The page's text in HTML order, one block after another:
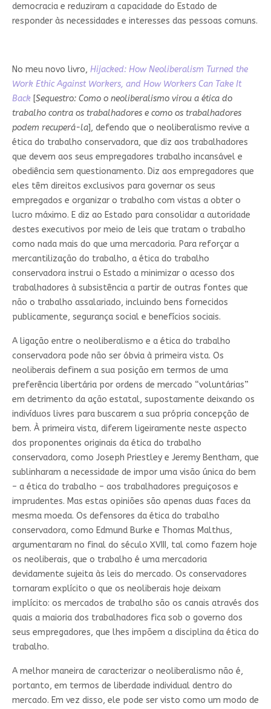
democracia e reduziram a capacidade do Estado de
responder às necessidades e interesses das pessoas comuns.
No meu novo livro, Hijacked: How Neoliberalism Turned the
Work Ethic Against Workers, and How Workers Can Take It
Back [Sequestro: Como o neoliberalismo virou a ética do
trabalho contra os trabalhadores e como os trabalhadores
podem recuperá-la], defendo que o neoliberalismo revive a
ética do trabalho conservadora, que diz aos trabalhadores
que devem aos seus empregadores trabalho incansável e
obediência sem questionamento. Diz aos empregadores que
eles têm direitos exclusivos para governar os seus
empregados e organizar o trabalho com vistas a obter o
lucro máximo. E diz ao Estado para consolidar a autoridade
destes executivos por meio de leis que tratam o trabalho
como nada mais do que uma mercadoria. Para reforçar a
mercantilização do trabalho, a ética do trabalho
conservadora instrui o Estado a minimizar o acesso dos
trabalhadores à subsistência a partir de outras fontes que
não o trabalho assalariado, incluindo bens fornecidos
publicamente, segurança social e benefícios sociais.
A ligação entre o neoliberalismo e a ética do trabalho
conservadora pode não ser óbvia à primeira vista. Os
neoliberais definem a sua posição em termos de uma
preferência libertária por ordens de mercado “voluntárias”
em detrimento da ação estatal, supostamente deixando os
indivíduos livres para buscarem a sua própria concepção de
bem. À primeira vista, diferem ligeiramente neste aspecto
dos proponentes originais da ética do trabalho
conservadora, como Joseph Priestley e Jeremy Bentham, que
sublinharam a necessidade de impor uma visão única do bem
– a ética do trabalho – aos trabalhadores preguiçosos e
imprudentes. Mas estas opiniões são apenas duas faces da
mesma moeda. Os defensores da ética do trabalho
conservadora, como Edmund Burke e Thomas Malthus,
argumentaram no final do século XVIII, tal como fazem hoje
os neoliberais, que o trabalho é uma mercadoria
devidamente sujeita às leis do mercado. Os conservadores
tornaram explícito o que os neoliberais hoje deixam
implícito: os mercados de trabalho são os canais através dos
quais a maioria dos trabalhadores fica sob o governo dos
seus empregadores, que lhes impõem a disciplina da ética do
trabalho.
A melhor maneira de caracterizar o neoliberalismo não é,
portanto, em termos de liberdade individual dentro do
mercado. Em vez disso, ele pode ser visto como um modo de